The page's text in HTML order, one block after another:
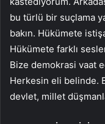
bu türlü bir suçlama
bakın. Hükümete
Hükümete farklı
Bize demokrasi vaat
Herkesin eli belinde.
devlet, millet